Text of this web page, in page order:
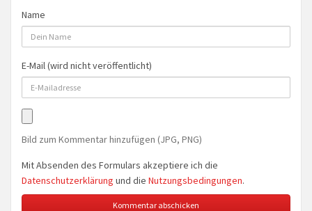
Name
E-Mail (wird nicht veröffentlicht)
Bild zum Kommentar hinzufügen (JPG, PNG)
Mit Absenden des Formulars akzeptiere ich die
Datenschutzerklärung und die Nutzungsbedingungen.